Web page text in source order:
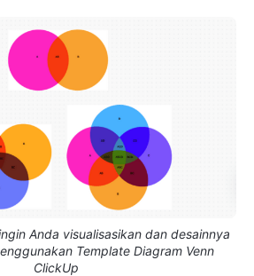
Anda visualisasikan dan desainnya
Template Diagram Venn
ClickUp